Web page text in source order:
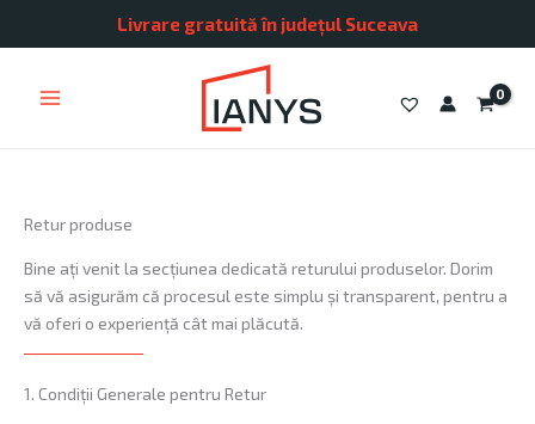
Livrare gratuită în județul Suceava
Retur produse
Bine ați venit la secțiunea dedicată returului produselor. Dorim
să vă asigurăm că procesul este simplu și transparent, pentru a
vă oferi o experiență cât mai plăcută.
1. Condiții Generale pentru Retur